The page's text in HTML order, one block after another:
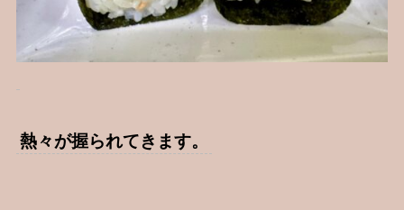
熱々が握られてきます。